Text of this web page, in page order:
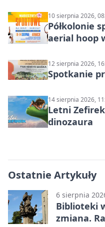
10 sierpnia 2026,
Półkolonie
aerial hoop
12 sierpnia 2026,
Spotkanie
14 sierpnia 2026,
Letni
dinozaura
Ostatnie Artykuły
6 sierpnia
Biblioteki
zmiana.